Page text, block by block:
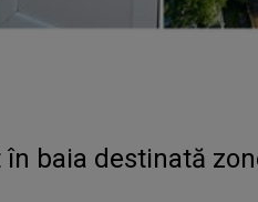
în baia destinată